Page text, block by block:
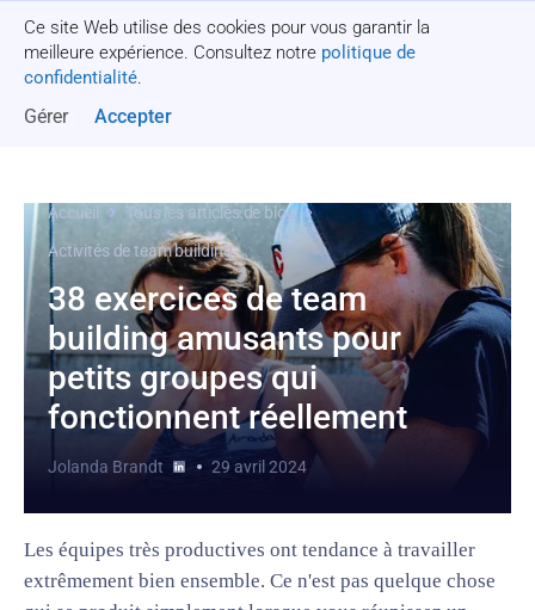
Ce site Web utilise des cookies pour vous garantir la
meilleure expérience. Consultez notre politique de
confidentialité.
Gérer Accepter
Obtenez un devis
Accueil
Tous les articles de blog
Activités de team building
38 exercices de team
building amusants pour
petits groupes qui
fonctionnent réellement
Jolanda Brandt 29 avril 2024
Les équipes très productives ont tendance à travailler
extrêmement bien ensemble. Ce n'est pas quelque chose